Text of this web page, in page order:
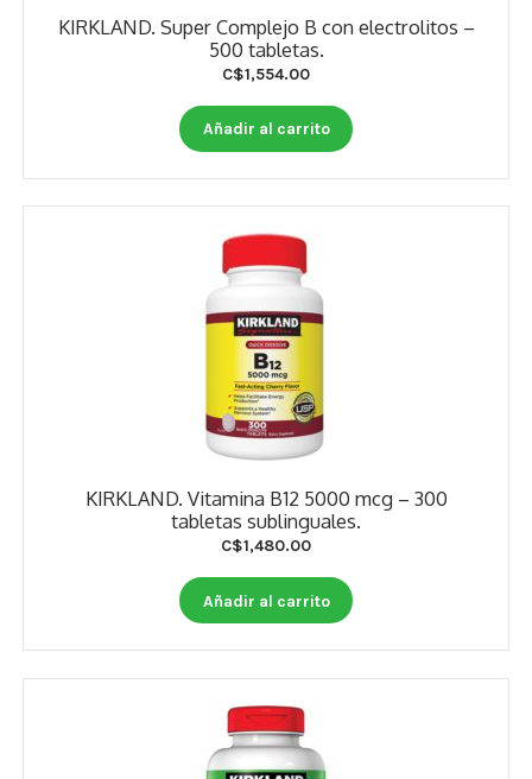
KIRKLAND. Super Complejo B con electrolitos –
500 tabletas.
C$1,554.00
Añadir al carrito
KIRKLAND. Vitamina B12 5000 mcg – 300
tabletas sublinguales.
C$1,480.00
Añadir al carrito